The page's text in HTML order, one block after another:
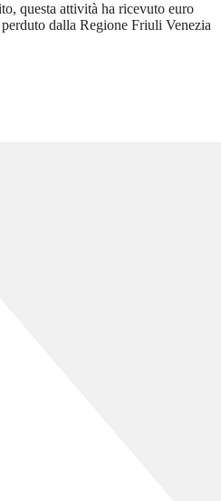
questa attività ha ricevuto euro
dalla Regione Friuli Venezia